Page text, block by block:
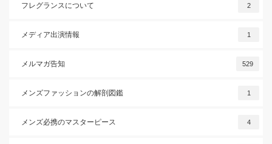
フレグランスについて 2
メディア出演情報 1
メルマガ告知 529
メンズファッションの解剖図鑑 1
メンズ必携のマスターピース 4